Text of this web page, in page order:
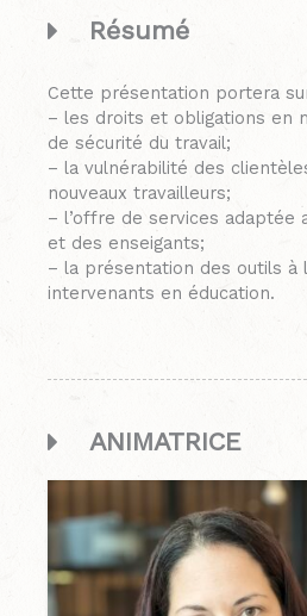
Résumé
Cette présentation portera
– les droits et obligations en
de sécurité du travail;
– la vulnérabilité des
nouveaux travailleurs;
– l’offre de services adaptée
et des enseigants;
– la présentation des outils à
intervenants en éducation.
ANIMATRICE